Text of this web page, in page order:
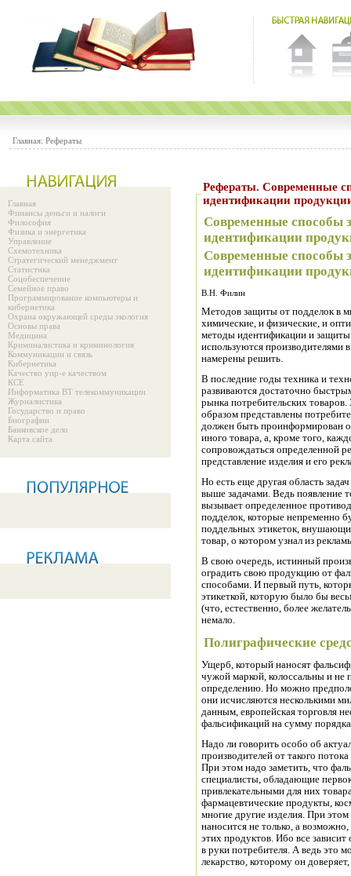
Главная: Рефераты
Главная
Финансы деньги и налоги
Философия
Физика и энергетика
Управление
Схемотехника
Стратегический менеджмент
Статистика
Соцобеспечение
Семейное право
Программирование компьютеры и
кибернетика
Охрана окружающей среды экология
Основы права
Медицина
Криминалистика и криминология
Коммуникации и связь
Кибернетика
Качество упр-е качеством
КСЕ
Информатика ВТ телекоммуникации
Журналистика
Государство и право
Биографии
Банковское дело
Карта сайта
Рефераты. Современные способы защиты этикеток и
идентификации
Современные способы
идентификации
Современные способы
идентификации
В.Н. Филин
Методов защиты от подделок в
химические, и физические, и
методы идентификации и
используются производителями
намерены решить.
В последние годы техника и
развиваются достаточно
рынка потребительских
образом представлены
должен быть проинформирован
иного товара, а, кроме того,
сопровождаться определенной
представление изделия и его
Но есть еще другая область
выше задачами. Ведь появление
вызывает определенное
подделок, которые непременно
поддельных этикеток,
товар, о котором узнал из
В свою очередь, истинный
оградить свою продукцию от
способами. И первый путь,
этикеткой, которую было бы
(что, естественно, более
немало.
Полиграфические
Ущерб, который наносят
чужой маркой, колоссальны и не
определению. Но можно
они исчисляются несколькими
данным, европейская торговля
фальсификаций на сумму
Надо ли говорить особо об
производителей от такого
При этом надо заметить, что
специалисты, обладающие
привлекательными для них
фармацевтические продукты,
многие другие изделия. При
наносится не только, а
этих продуктов. Ибо все
в руки потребителя. А ведь это
лекарство, которому он